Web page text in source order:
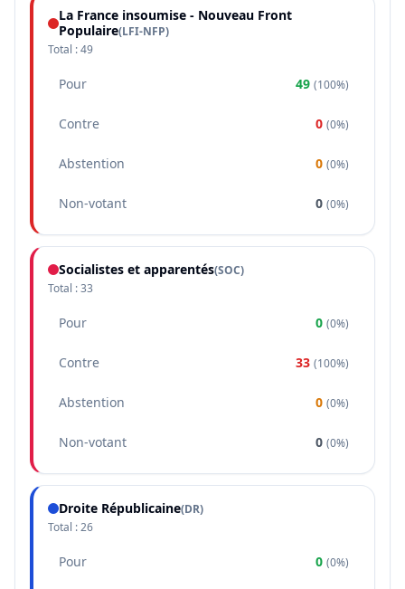
La France insoumise - Nouveau Front
Populaire(LFI-NFP)
Total :49
Pour 49 (100%)
Contre 0 (0%)
Abstention 0 (0%)
Non-votant 0 (0%)
Socialistes et apparentés(SOC)
Total :33
Pour 0 (0%)
Contre 33 (100%)
Abstention 0 (0%)
Non-votant 0 (0%)
Droite Républicaine(DR)
Total :26
Pour 0 (0%)